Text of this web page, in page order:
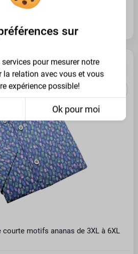
courte motifs ananas de 3XL à 6XL
sur
pour mesurer notre
la relation avec vous et vous
expérience possible!
Ok pour moi